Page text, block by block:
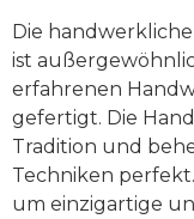
Die
ist
erfahrenen
gefertigt. Die
Tradition und
Techniken
um einzigartige